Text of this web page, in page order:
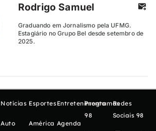
Rodrigo Samuel
Graduando em Jornalismo pela UFMG.
Estagiário no Grupo Bel desde setembro de
2025.
Notícias
Auto
Esportes
América
Entretenimento
Agenda
Programas
98
Redes
Sociais 98